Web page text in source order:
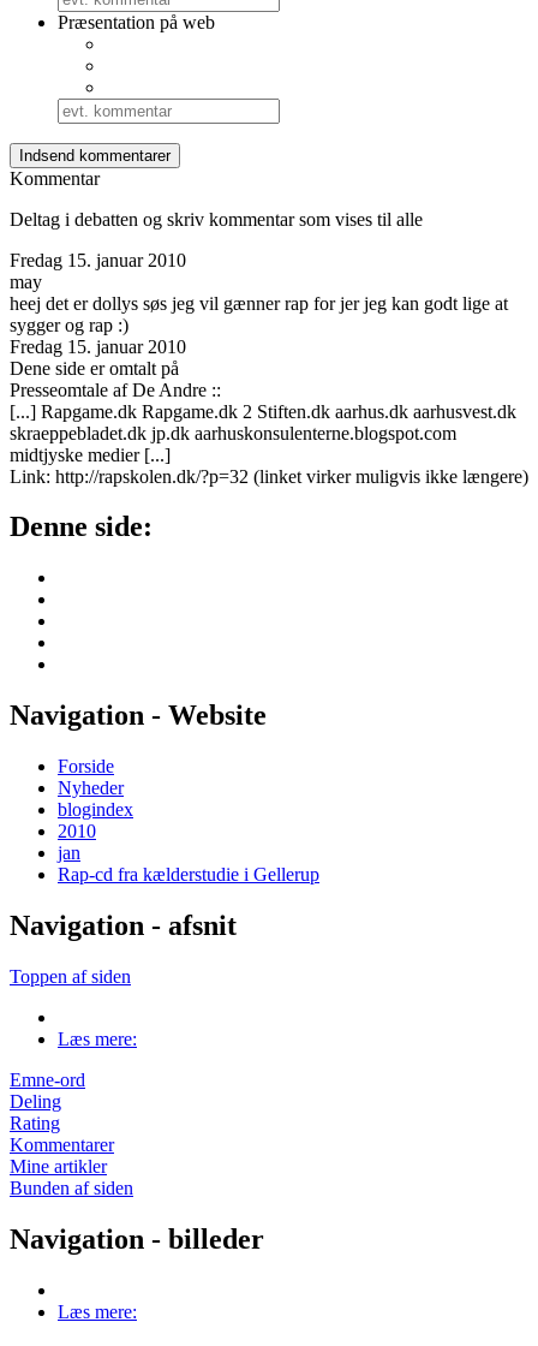
Præsentation på web
Kommentar
Deltag i debatten og skriv kommentar som vises til alle
Fredag 15. januar 2010
may
heej det er dollys søs jeg vil gænner rap for jer jeg kan godt lige at
sygger og rap :)
Fredag 15. januar 2010
Dene side er omtalt på
Presseomtale af De Andre ::
[...] Rapgame.dk Rapgame.dk 2 Stiften.dk aarhus.dk aarhusvest.dk
skraeppebladet.dk jp.dk aarhuskonsulenterne.blogspot.com
midtjyske medier [...]
Link: http://rapskolen.dk/?p=32 (linket virker muligvis ikke længere)
Denne side:
Navigation - Website
Forside
Nyheder
blogindex
2010
jan
Rap-cd fra kælderstudie i Gellerup
Navigation - afsnit
Toppen af siden
Læs mere:
Emne-ord
Deling
Rating
Kommentarer
Mine artikler
Bunden af siden
Navigation - billeder
Læs mere: